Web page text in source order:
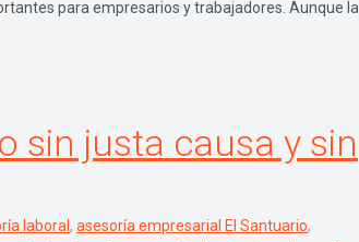
para empresarios y trabajadores. Aunque la
sin justa causa y sin
laboral , asesoría empresarial El Santuario,